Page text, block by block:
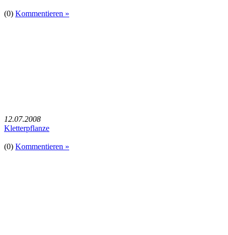
(0) Kommentieren »
12.07.2008
Kletterpflanze
(0) Kommentieren »